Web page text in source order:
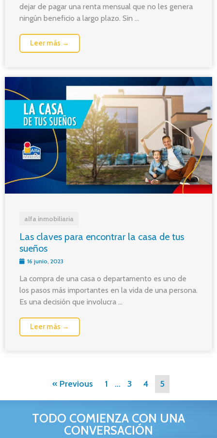
dejar de pagar una renta mensual que no les genera
ningún beneficio a largo plazo. Sin ...
Leer más →
alfa inmobiliaria
Las claves para encontrar la casa de tus
sueños
16 junio, 2023
La compra de una casa o departamento es uno de
los pasos más importantes en la vida de una persona.
Es una decisión que involucra ...
Leer más →
« Previous 1 … 3 4 5
TODO COMIENZA CON UNA
CONVERSACIÓN